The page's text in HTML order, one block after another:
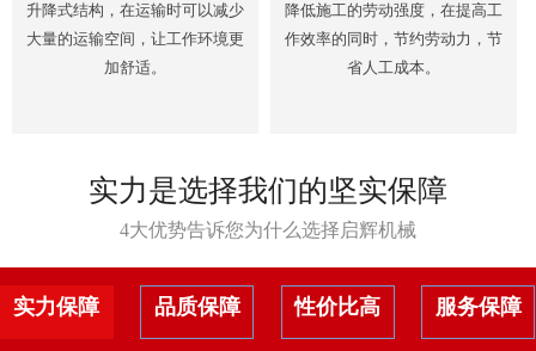
升降式结构，在运输时可以减少
大量的运输空间，让工作环境更
加舒适。
降低施工的劳动强度，在提高工
作效率的同时，节约劳动力，节
省人工成本。
实力是选择我们的坚实保障
4大优势告诉您为什么选择启辉机械
实力保障 品质保障 性价比高 服务保障